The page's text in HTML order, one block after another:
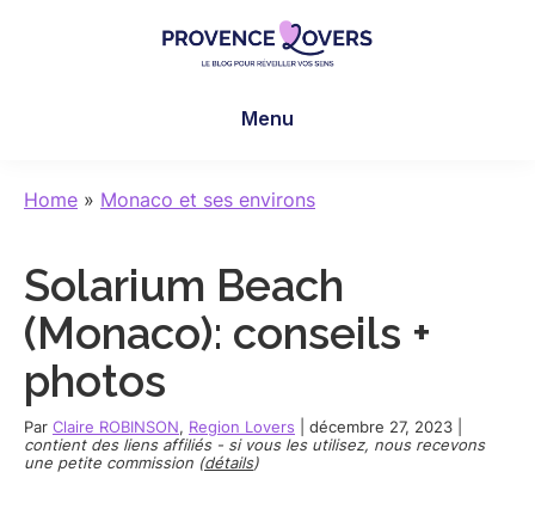
sens
blog
de
et
Manu
Menu
Home » Monaco et ses environs
Solarium Beach
(Monaco): conseils +
photos
Par Claire ROBINSON, Region Lovers décembre 27, 2023
contient des liens affiliés - si vous les utilisez, nous recevons
une petite commission (détails)